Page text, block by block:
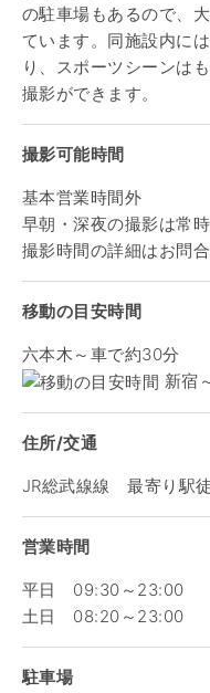
の駐車場もあるので、
ています。同施設内に
り、スポーツシーンは
撮影ができます。
撮影可能時間
基本営業時間外
早朝・深夜の撮影は常
撮影時間の詳細はお問合
移動の目安時間
六本木～車で約30分
新宿
住所/交通
JR総武線線 最寄り駅
営業時間
平日 09:30～23:00
土日 08:20～23:00
駐車場